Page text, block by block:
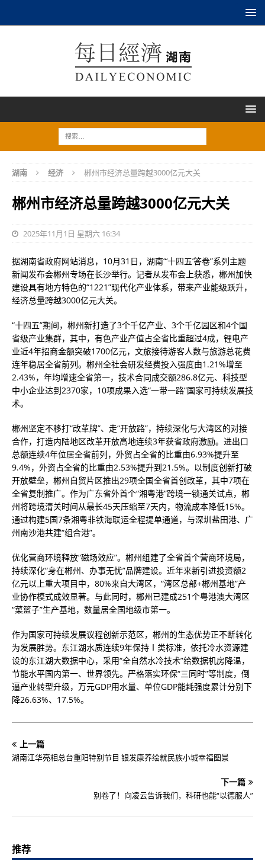
湖南 经济 郴州市经济总量跨越3000亿元大关
郴州市经济总量跨越3000亿元大关
2025年11月1日 星期六 16:34
据湖南省政府网站消息，10月31日，湖南“‘十四五’答卷”系列主题
新闻发布会郴州专场在长沙举行。记者从发布会上获悉，郴州加快
建设具有地方特色的“1221”现代化产业体系，带来产业能级跃升，
经济总量跨越3000亿元大关。
“十四五”期间，郴州新打造了3个千亿产业、3个千亿园区和4个国
省级产业集群，其中，有色产业产值占全省比重超过4成，锂电产
业近4年招商金额突破1700亿元，文旅接待游客人数与旅游总花费
连年稳居全省前列。郴州全社会研发经费投入强度由1.21%增至
2.43%，年均增速全省第一，技术合同成交额286.8亿元、科技型
中小企业达到2370家，10项成果入选“一带一路”国家可持续发展技
术。
郴州坚定不移打“改革牌”、走“开放路”，持续深化与大湾区的对接
合作，打造内陆地区改革开放高地连续3年获省政府激励。进出口
总额连续4年位居全省前列，外贸占全省的比重由6.93%提升至
9.4%，外资占全省的比重由2.53%提升到21.5%。以制度创新打破
开放壁垒，郴州自贸片区推出29项全国全省首创改革，其中7项在
全省复制推广。作为广东省外首个“湘粤港”跨境一锁通关试点，郴
州将跨境清关时间从最长45天压缩至7天内，物流成本降低15%。
通过构建5国7条湘粤非铁海联运全程提单通道，与深圳盐田港、广
州南沙港共建“组合港”。
优化营商环境释放“磁场效应”。郴州组建了全省首个营商环境局，
持续深化“身在郴州、办事无忧”品牌建设。近年来新引进投资额2
亿元以上重大项目中，80%来自大湾区，“湾区总部+郴州基地”产
业协作模式成效显著。与此同时，郴州已建成251个粤港澳大湾区
“菜篮子”生产基地，数量居全国地级市第一。
作为国家可持续发展议程创新示范区，郴州的生态优势正不断转化
为发展胜势。东江湖水质连续9年保持Ⅰ类标准，依托冷水资源建
设的东江湖大数据中心，采用“全自然水冷技术”给数据机房降温，
节能水平国内第一、世界领先。严格落实环保“三同时”等制度，倒
逼产业转型升级，万元GDP用水量、单位GDP能耗强度累计分别下
降26.63%、17.5%。
上一篇
湖南江华亮相总台重阳特别节目 银发康养绘就民族小城幸福图景
下一篇
别卷了！向凌云告诉我们，科研也能“以德服人”
推荐